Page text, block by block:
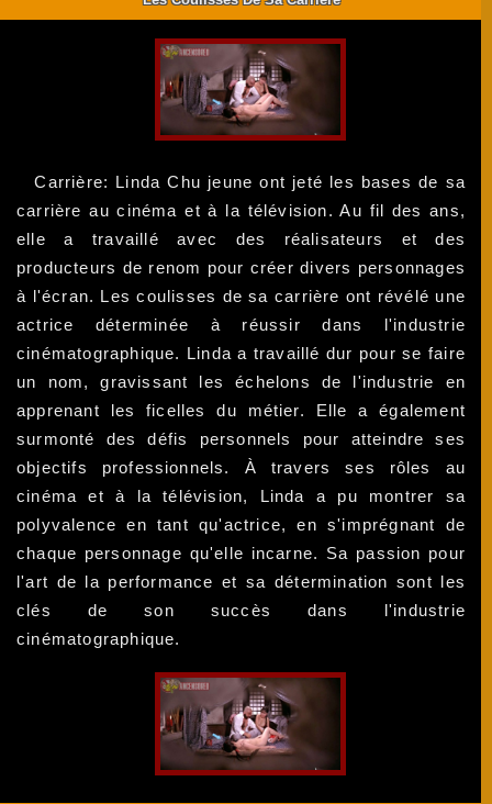
Carrière: Linda Chu jeune ont jeté les bases de sa
carrière au cinéma et à la télévision. Au fil des ans,
elle a travaillé avec des réalisateurs et des
producteurs de renom pour créer divers personnages
à l'écran. Les coulisses de sa carrière ont révélé une
actrice déterminée à réussir dans l'industrie
cinématographique. Linda a travaillé dur pour se faire
un nom, gravissant les échelons de l'industrie en
apprenant les ficelles du métier. Elle a également
surmonté des défis personnels pour atteindre ses
objectifs professionnels. À travers ses rôles au
cinéma et à la télévision, Linda a pu montrer sa
polyvalence en tant qu'actrice, en s'imprégnant de
chaque personnage qu'elle incarne. Sa passion pour
l'art de la performance et sa détermination sont les
clés de son succès dans l'industrie
cinématographique.